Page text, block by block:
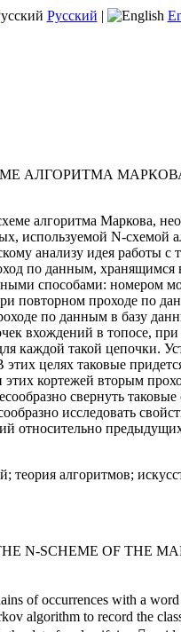
Русский |
АЛГОРИТМА
алгоритма Маркова,
используемой N-схемой
анализу идея работы с
по данным, хранящимся
способами: номером
повторном проходе по
по данным в базу
вхождений в топосе,
каждой такой цепочки.
целях таковые
этих кортежей вторым
свернуть таковые
исследовать
относительно
теория алгоритмов;
N-SCHEME OF THE
of occurrences with a
algorithm to record the